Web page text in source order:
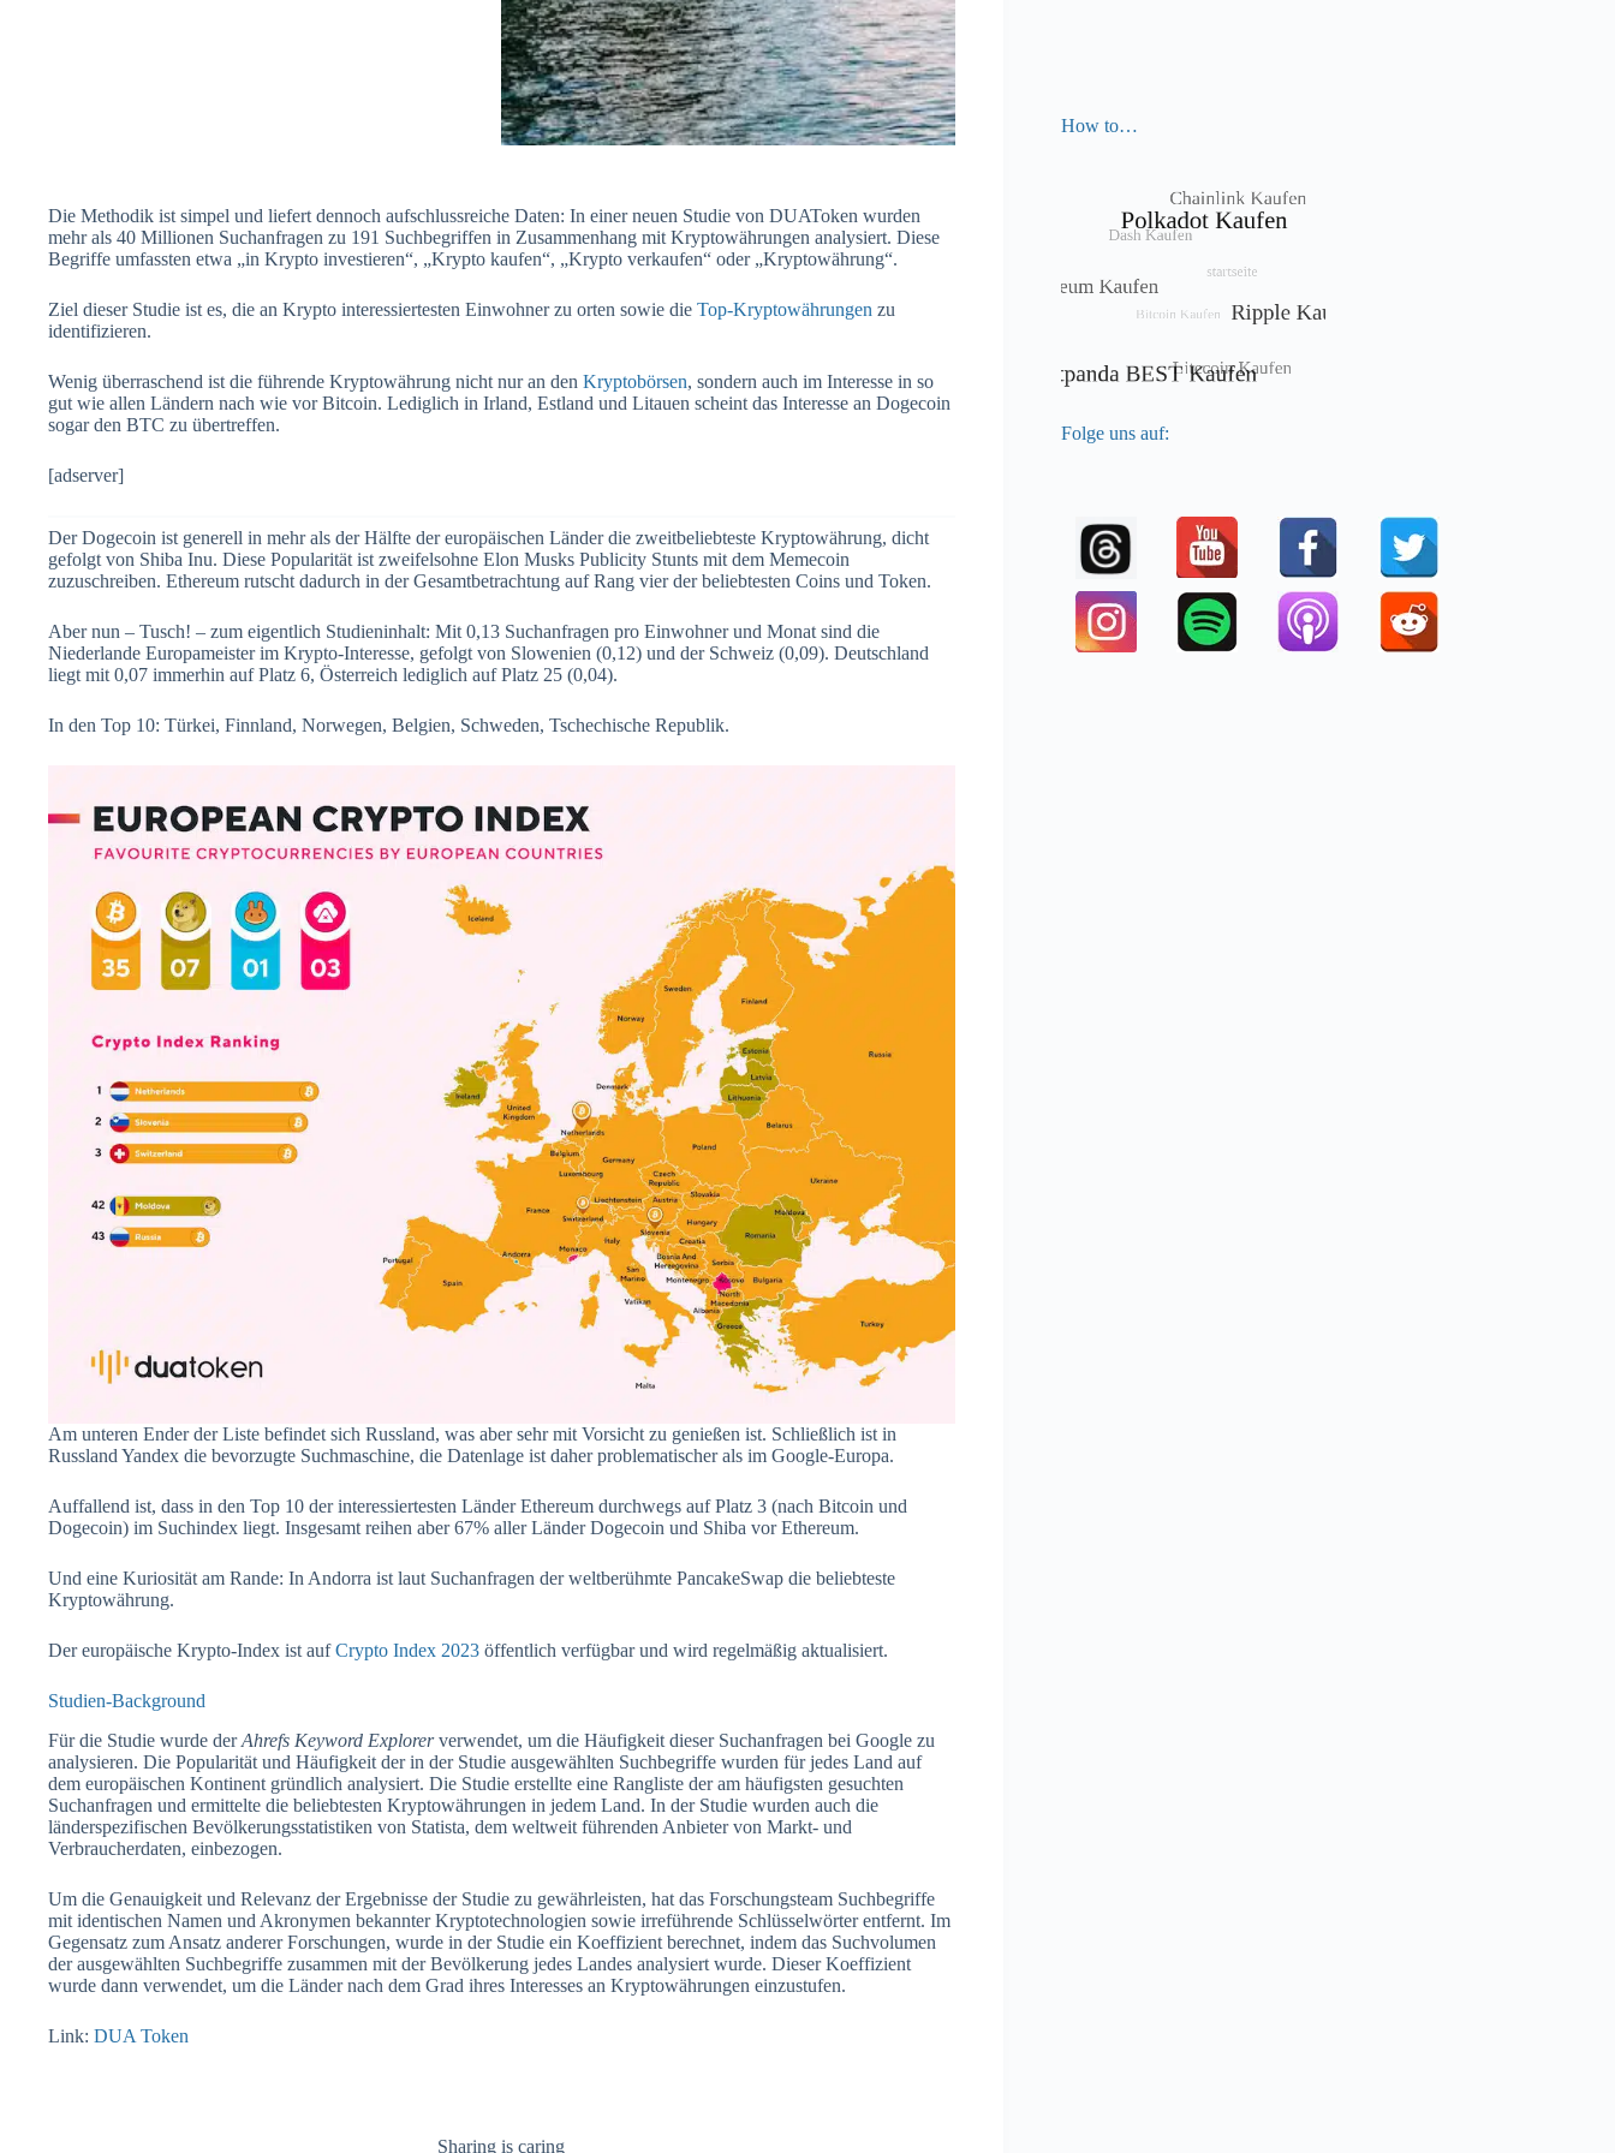
Die Methodik ist simpel und liefert dennoch aufschlussreiche Daten: In einer neuen Studie von DUAToken wurden
mehr als 40 Millionen Suchanfragen zu 191 Suchbegriffen in Zusammenhang mit Kryptowährungen analysiert. Diese
Begriffe umfassten etwa „in Krypto investieren“, „Krypto kaufen“, „Krypto verkaufen“ oder „Kryptowährung“.
Ziel dieser Studie ist es, die an Krypto interessiertesten Einwohner zu orten sowie die Top-Kryptowährungen zu
identifizieren.
Wenig überraschend ist die führende Kryptowährung nicht nur an den Kryptobörsen, sondern auch im Interesse in so
gut wie allen Ländern nach wie vor Bitcoin. Lediglich in Irland, Estland und Litauen scheint das Interesse an Dogecoin
sogar den BTC zu übertreffen.
[adserver]
Der Dogecoin ist generell in mehr als der Hälfte der europäischen Länder die zweitbeliebteste Kryptowährung, dicht
gefolgt von Shiba Inu. Diese Popularität ist zweifelsohne Elon Musks Publicity Stunts mit dem Memecoin
zuzuschreiben. Ethereum rutscht dadurch in der Gesamtbetrachtung auf Rang vier der beliebtesten Coins und Token.
Aber nun – Tusch! – zum eigentlich Studieninhalt: Mit 0,13 Suchanfragen pro Einwohner und Monat sind die
Niederlande Europameister im Krypto-Interesse, gefolgt von Slowenien (0,12) und der Schweiz (0,09). Deutschland
liegt mit 0,07 immerhin auf Platz 6, Österreich lediglich auf Platz 25 (0,04).
In den Top 10: Türkei, Finnland, Norwegen, Belgien, Schweden, Tschechische Republik.
Am unteren Ender der Liste befindet sich Russland, was aber sehr mit Vorsicht zu genießen ist. Schließlich ist in
Russland Yandex die bevorzugte Suchmaschine, die Datenlage ist daher problematischer als im Google-Europa.
Auffallend ist, dass in den Top 10 der interessiertesten Länder Ethereum durchwegs auf Platz 3 (nach Bitcoin und
Dogecoin) im Suchindex liegt. Insgesamt reihen aber 67% aller Länder Dogecoin und Shiba vor Ethereum.
Und eine Kuriosität am Rande: In Andorra ist laut Suchanfragen der weltberühmte PancakeSwap die beliebteste
Kryptowährung.
Der europäische Krypto-Index ist aufCrypto Index 2023 öffentlich verfügbar und wird regelmäßig aktualisiert.
Studien-Background
Für die Studie wurde derAhrefs Keyword Explorerverwendet, um die Häufigkeit dieser Suchanfragen bei Google zu
analysieren. Die Popularität und Häufigkeit der in der Studie ausgewählten Suchbegriffe wurden für jedes Land auf
dem europäischen Kontinent gründlich analysiert. Die Studie erstellte eine Rangliste der am häufigsten gesuchten
Suchanfragen und ermittelte die beliebtesten Kryptowährungen in jedem Land. In der Studie wurden auch die
länderspezifischen Bevölkerungsstatistiken von Statista, dem weltweit führenden Anbieter von Markt- und
Verbraucherdaten, einbezogen.
Um die Genauigkeit und Relevanz der Ergebnisse der Studie zu gewährleisten, hat das Forschungsteam Suchbegriffe
mit identischen Namen und Akronymen bekannter Kryptotechnologien sowie irreführende Schlüsselwörter entfernt. Im
Gegensatz zum Ansatz anderer Forschungen, wurde in der Studie ein Koeffizient berechnet, indem das Suchvolumen
der ausgewählten Suchbegriffe zusammen mit der Bevölkerung jedes Landes analysiert wurde. Dieser Koeffizient
wurde dann verwendet, um die Länder nach dem Grad ihres Interesses an Kryptowährungen einzustufen.
Link: DUA Token
Sharing is caring
How to…
Folge uns auf: